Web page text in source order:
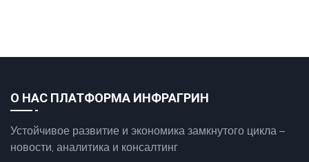
О НАС ПЛАТФОРМА ИНФРАГРИН
Устойчивое развитие и экономика замкнутого цикла –
новости, аналитика и консалтинг